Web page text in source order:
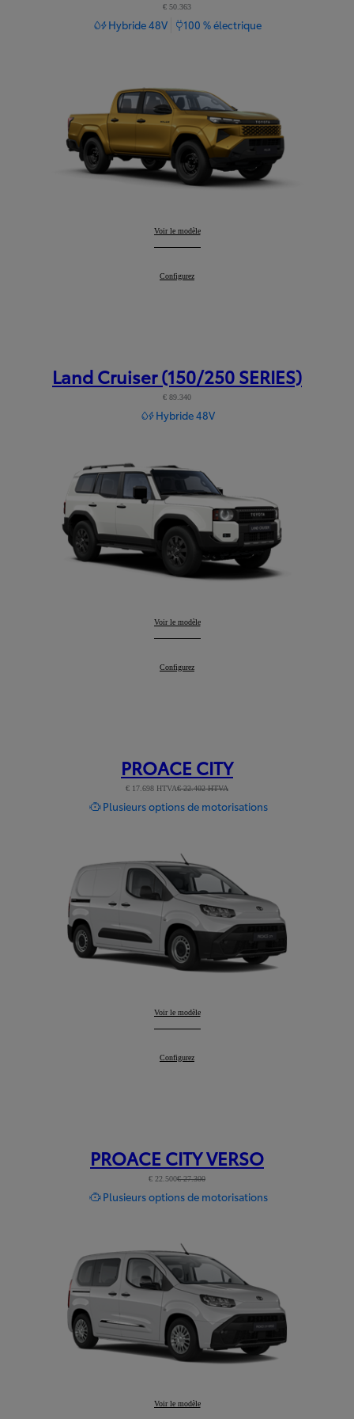
€ 50.363
Hybride 48V 100 % électrique
Hilux:
Voir le modèle
Hilux:
Configurez
Land Cruiser (150/250 SERIES)
€ 89.340
Hybride 48V
Land Cruiser (150/250 SERIES)
Voir le modèle
Land Cruiser (150/250 SERIES)
Configurez
PROACE CITY
€ 17.698 HTVA€ 22.402 HTVA
Plusieurs options de motorisations
PROACE CITY
Voir le modèle
PROACE CITY
Configurez
PROACE CITY VERSO
€ 22.500€ 27.300
Plusieurs options de motorisations
PROACE CITY VERSO
Voir le modèle